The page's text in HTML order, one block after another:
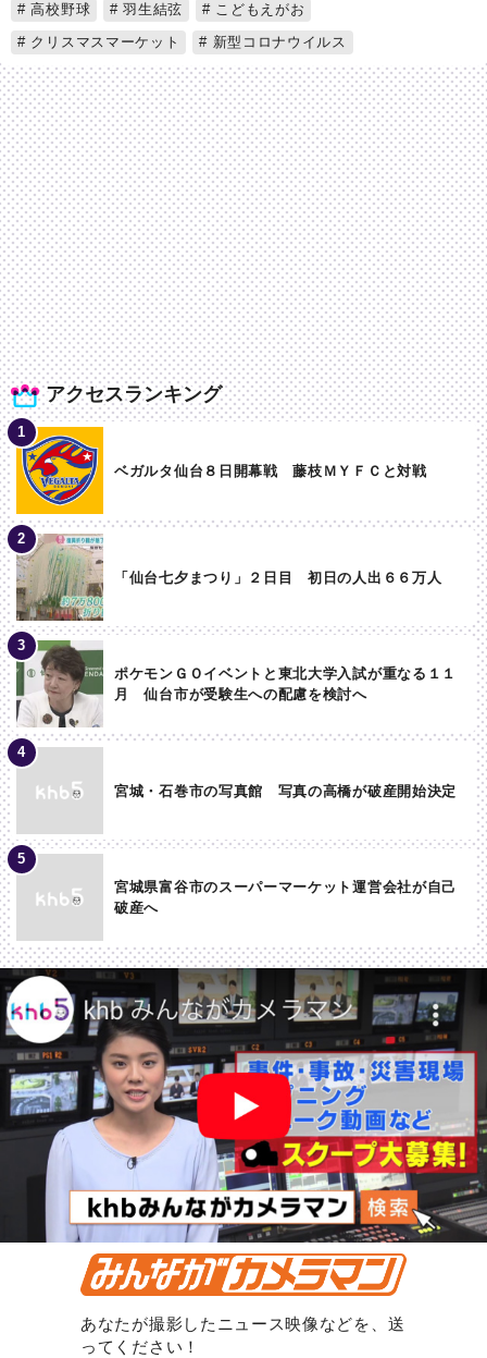
アクセスランキング
ベガルタ仙台８日開幕戦 藤枝ＭＹＦＣと対戦
「仙台七夕まつり」２日目 初日の人出６６万人
ポケモンＧＯイベントと東北大学入試が重なる１１
月 仙台市が受験生への配慮を検討へ
宮城・石巻市の写真館 写真の高橋が破産開始決定
宮城県富谷市のスーパーマーケット運営会社が自己
破産へ
高校野球
羽生結弦
こどもえがお
クリスマスマーケット
新型コロナウイルス
あなたが撮影したニュース映像などを、送
ってください！